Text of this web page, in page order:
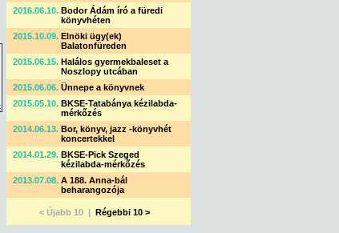
2016.06.10. Bodor Ádám író a füredi
könyvhéten
2015.10.09. Elnöki ügy(ek)
Balatonfüreden
2015.06.15. Halálos gyermekbaleset a
Noszlopy utcában
2015.06.06. Ünnepe a könyvnek
2015.05.10. BKSE-Tatabánya kézilabda-
mérkőzés
2014.06.13. Bor, könyv, jazz -könyvhét
koncertekkel
2014.01.29. BKSE-Pick Szeged
kézilabda-mérkőzés
2013.07.08. A 188. Anna-bál
beharangozója
< Újabb 10 | Régebbi 10 >